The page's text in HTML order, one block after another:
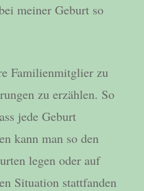
meiner Geburt so
Familienmitglier zu
zu erzählen. So
jede Geburt
kann man so den
legen oder auf
Situation stattfanden